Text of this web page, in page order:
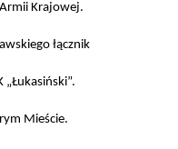
Krajowej.
łącznik
„Łukasiński”.
Mieście.